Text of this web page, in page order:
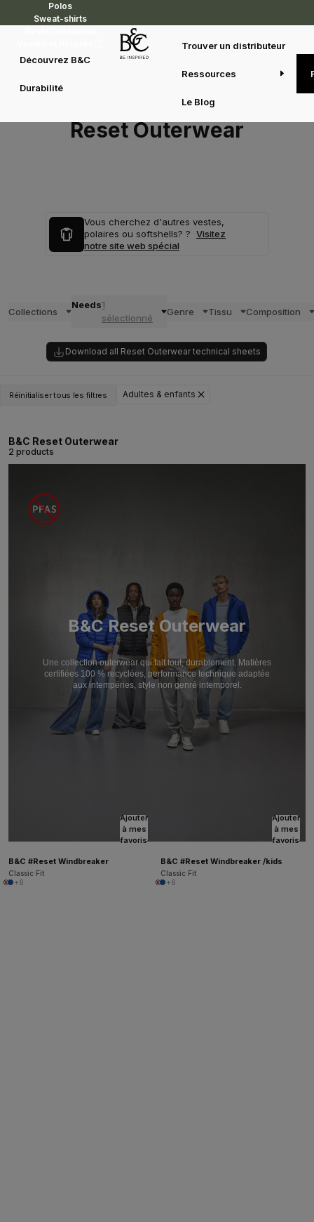
Polos
Sweat-shirts
Découvrez B&C
Durabilité
Trouver un distributeur
Ressources
Le Blog
Reset Outerwear
Vous cherchez d'autres vestes,
polaires ou softshells? ? Visitez
notre site web spécial
Collections
Needs1
sélectionné
Genre Tissu Composition
Download all Reset Outerwear technical sheets
Réinitialiser tous les filtres Adultes & enfants
B&C Reset Outerwear
2 products
B&C Reset Outerwear
Une collection outerwear qui fait tout, durablement. Matières
certifiées 100 % recyclées, performance technique adaptée
aux intempéries, style non genré intemporel.
Ajouter
à mes
favoris
B&C #Reset Windbreaker
Classic Fit
+6
Ajouter
à mes
favoris
B&C #Reset Windbreaker /kids
Classic Fit
+6